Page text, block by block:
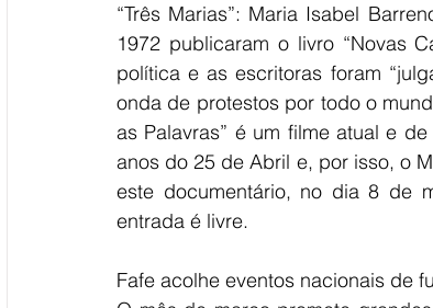
“Três Marias”: Maria Isabel
1972 publicaram o livro “Novas
política e as escritoras foram
onda de protestos por todo o
as Palavras” é um filme atual e
anos do 25 de Abril e, por isso, o
este documentário, no dia 8 de
entrada é livre.
Fafe acolhe eventos nacionais de